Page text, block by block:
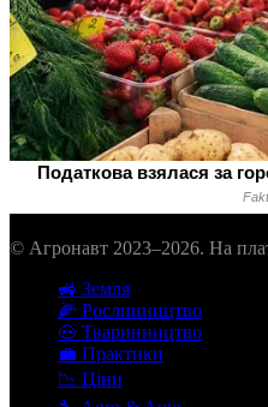
© Агронавт 2023–2026. На
🚜 Земля
🌽 Рослинництво
🐽 Тваринництво
💼 Практики
📉 Ціни